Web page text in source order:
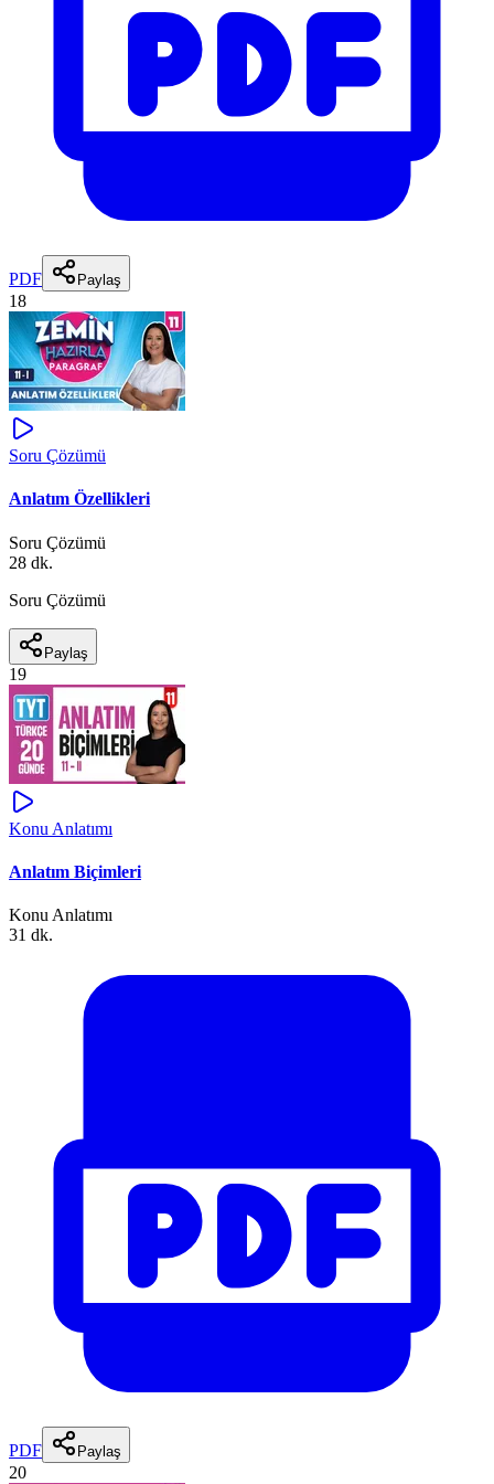
PDF Paylaş
18
Soru Çözümü
Anlatım Özellikleri
Soru Çözümü
28 dk.
Soru Çözümü
Paylaş
19
Konu Anlatımı
Anlatım Biçimleri
Konu Anlatımı
31 dk.
PDF Paylaş
20